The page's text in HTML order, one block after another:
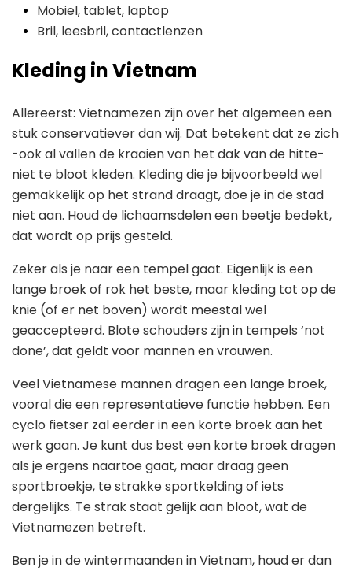
Mobiel, tablet, laptop
Bril, leesbril, contactlenzen
Kleding in Vietnam
Allereerst: Vietnamezen zijn over het algemeen een
stuk conservatiever dan wij. Dat betekent dat ze zich
-ook al vallen de kraaien van het dak van de hitte-
niet te bloot kleden. Kleding die je bijvoorbeeld wel
gemakkelijk op het strand draagt, doe je in de stad
niet aan. Houd de lichaamsdelen een beetje bedekt,
dat wordt op prijs gesteld.
Zeker als je naar een tempel gaat. Eigenlijk is een
lange broek of rok het beste, maar kleding tot op de
knie (of er net boven) wordt meestal wel
geaccepteerd. Blote schouders zijn in tempels ‘not
done’, dat geldt voor mannen en vrouwen.
Veel Vietnamese mannen dragen een lange broek,
vooral die een representatieve functie hebben. Een
cyclo fietser zal eerder in een korte broek aan het
werk gaan. Je kunt dus best een korte broek dragen
als je ergens naartoe gaat, maar draag geen
sportbroekje, te strakke sportkelding of iets
dergelijks. Te strak staat gelijk aan bloot, wat de
Vietnamezen betreft.
Ben je in de wintermaanden in Vietnam, houd er dan